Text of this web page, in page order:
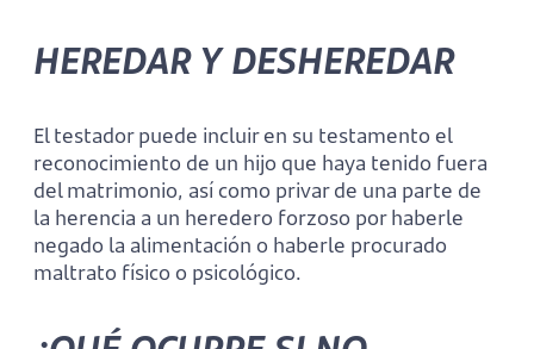
HEREDAR Y DESHEREDAR
El testador puede incluir en su testamento el
reconocimiento de un hijo que haya tenido fuera
del matrimonio, así como privar de una parte de
la herencia a un heredero forzoso por haberle
negado la alimentación o haberle procurado
maltrato físico o psicológico.